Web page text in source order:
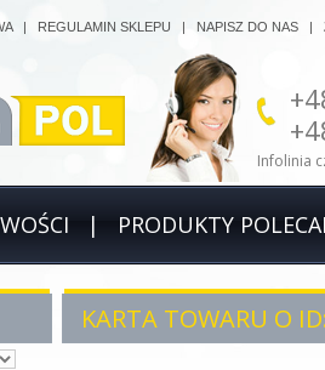
Infolinia
| REGULAMIN SKLEPU | NAPISZ DO NAS |
| PRODUKTY
KARTA TOWARU O